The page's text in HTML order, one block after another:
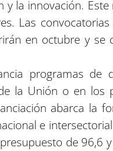
la innovación.
Las
en octubre y
programas de
la Unión o en los
abarca la
e
de 96,6